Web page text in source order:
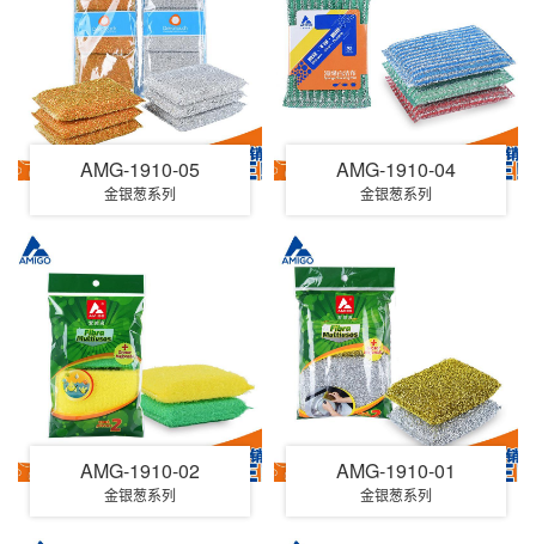
AMG-1910-05
金银葱系列
AMG-1910-04
金银葱系列
AMG-1910-02
金银葱系列
AMG-1910-01
金银葱系列